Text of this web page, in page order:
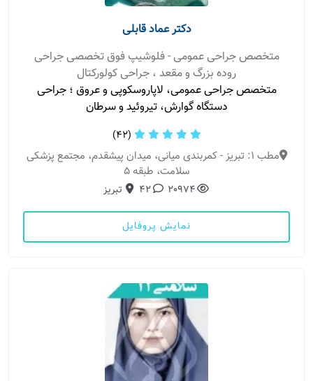
دکتر عماد قابلی
متخصص جراحی عمومی - فلوشیپ فوق تخصصی جراحی
روده بزرگ و مقعد ، جراحی کولورکتال
متخصص جراحی عمومی، لاپاروسکوپی و عروق ؛ جراحی
دستگاه گوارش، تیروئید و سرطان
(42)
مطب 1: تبریز - کمربندی میانی، میدان پیشقدم، مجتمع پزشکی
سلامت، طبقه ۵
20974
42 تبریز
نمایش پروفایل